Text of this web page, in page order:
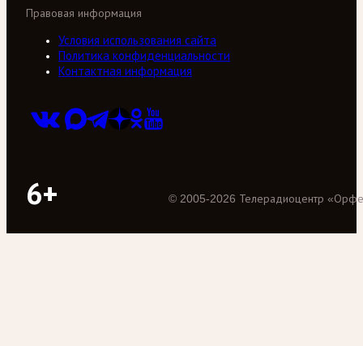
Правовая информация
Условия использования сайта
Политика конфиденциальности
Контактная информация
6+ © 2005-2026 Телерадиоцентр